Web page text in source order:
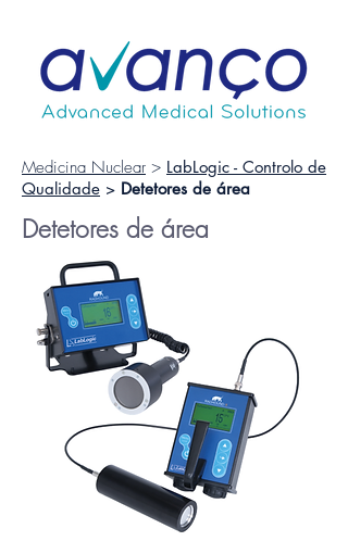
Medicina Nuclear > LabLogic - Controlo de
Qualidade > Detetores de área
Detetores de área